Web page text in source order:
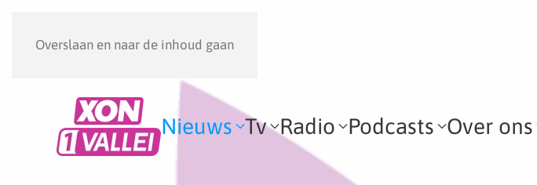
Overslaan en naar de inhoud gaan
Nieuws Tv Radio Podcasts Over ons